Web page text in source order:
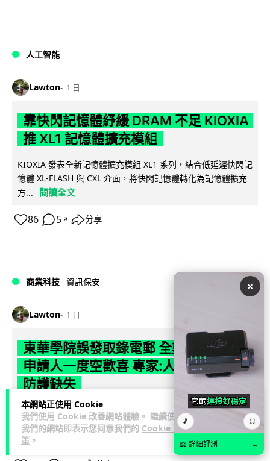
本網站正使用 Cookie
我們使用 Cookie 改善網站體驗。 繼續使用
我們的網站即表示您同意我們的 Cookie 政
策 。
人工智能
Lawton 1 日
靠快閃記憶體紓緩 DRAM 不足 KIOXIA
推 XL1 記憶體擴充模組
KIOXIA 發表全新記憶體擴充模組 XL1 系列，結合低延遲快閃記
憶體 XL-FLASH 與 CXL 介面，將快閃記憶體轉化為記憶體擴充
方...
閱讀全文
86 5 ↗ 分享
商業科技 資訊保安
Lawton 1 日
東華學院誤發取錄電郵 全數 11,139 名
申請人一度空歡喜 專家:人為疏忽+系統
防護缺失
東華學院今日（5 日）大學聯招放榜之際，因人為疏忽向全數
11,139 名課程申請人錯誤發出取錄通知電郵，令大批考生一度
以為獲得學位取錄，事...
×
🎵 ⛶
📖 詳細評測 →